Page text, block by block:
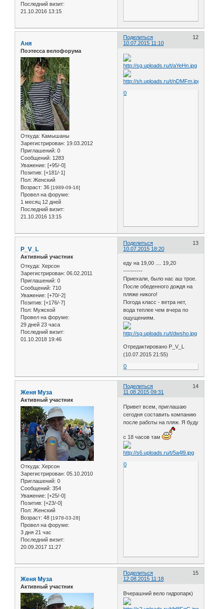
Последний визит:
21.10.2016 13:15
Поделиться
12
10.07.2015 11:10
Аня
Поэтесса велофорума
Откуда: Камышаны
Зарегистрирован: 19.03.2012
Приглашений: 0
Сообщений: 1283
Уважение: [+95/-0]
Позитив: [+181/-1]
Пол: Женский
Возраст: 36 [1989-09-16]
Провел на форуме:
1 месяц 12 дней
Последний визит:
21.10.2016 13:15
0
Поделиться
13
10.07.2015 18:20
P_V_L
Активный участник
Откуда: Херсон
Зарегистрирован: 06.02.2011
Приглашений: 0
Сообщений: 710
Уважение: [+70/-2]
Позитив: [+176/-7]
Пол: Мужской
Провел на форуме:
29 дней 23 часа
Последний визит:
01.10.2018 19:46
еду на 19,00 .... 19,20
----------
Приехали, было нас аш трое.
После обеденного дождя на
пляже никого!
Погода класс - ветра нет,
вода теплее чем вчера по
ощущениям.
Отредактировано P_V_L
(10.07.2015 21:55)
0
Поделиться
14
11.08.2015 09:31
Женя Муза
Активный участник
Откуда: Херсон
Зарегистрирован: 05.10.2010
Приглашений: 0
Сообщений: 354
Уважение: [+25/-0]
Позитив: [+23/-0]
Пол: Женский
Возраст: 48 [1978-03-28]
Провел на форуме:
3 дня 21 час
Последний визит:
20.09.2017 11:27
Привет всем, приглашаю
сегодня составить компанию
после работы на пляж. Я буду
с 18 часов там
0
Поделиться
15
12.08.2015 11:18
Женя Муза
Активный участник
Вчерашний вело гидропарк)